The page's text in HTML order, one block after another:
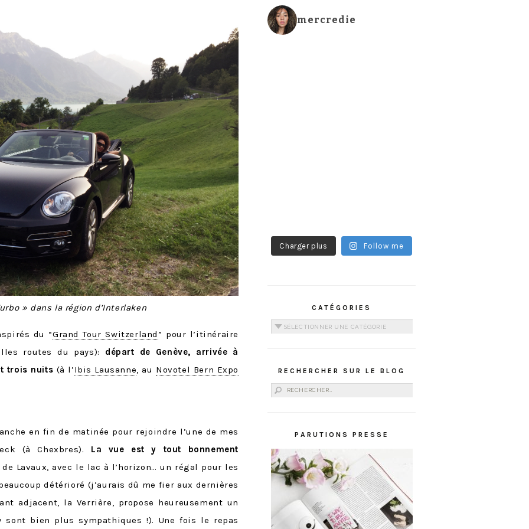
» dans la région d’Interlaken
du “Grand Tour Switzerland ” pour l’itinéraire
routes du pays): départ de Genève, arrivée à
trois nuits (à l’Ibis Lausanne, au Novotel Bern Expo
en fin de matinée pour rejoindre l’une de mes
(à Chexbres). La vue est y tout bonnement
Lavaux, avec le lac à l’horizon… un régal pour les
détérioré (j’aurais dû me fier aux dernières
adjacent, la Verrière, propose heureusement un
bien plus sympathiques !). Une fois le repas
mercredie
Charger plus Follow me
CATÉGORIES
Catégories
RECHERCHER SUR LE BLOG
Rechercher :
PARUTIONS PRESSE